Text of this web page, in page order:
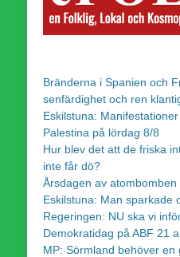
Bränderna i Spanien och
senfärdighet och ren
Eskilstuna:
Palestina på lördag 8/8
Hur blev det att de friska
inte får dö?
Årsdagen av atombomben
Eskilstuna: Man sparkade
Regeringen: NU ska vi
Demokratidag på ABF 21
MP: Sörmland behöver en